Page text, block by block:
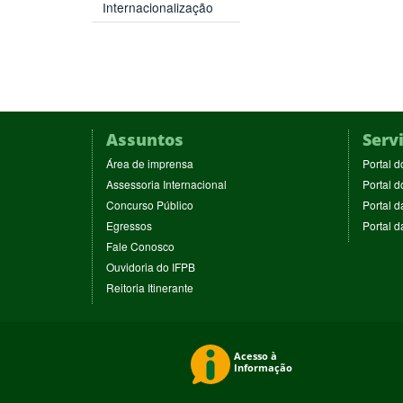
Internacionalização
Assuntos
Área de imprensa
em
nova
Assessoria Internacional
Concurso Público
Egressos(abre
nova
janela)
Fale Conosco
em
nova
janela)
Ouvidoria do IFPB(abre
Reitoria Itinerante(abre
Portal
Portal
Portal
Portal